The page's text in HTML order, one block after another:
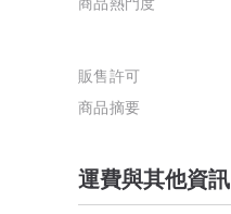
販售許可
商品摘要
運費與其他資訊